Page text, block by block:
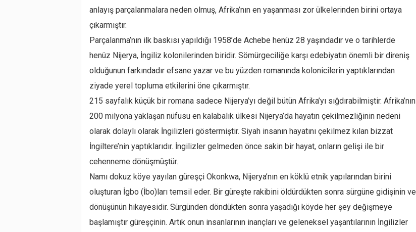
anlayış parçalanmalara neden olmuş, Afrika’nın en yaşanması zor ülkelerinden birini ortaya
çıkarmıştır.
Parçalanma’nın ilk baskısı yapıldığı 1958’de Achebe henüz 28 yaşındadır ve o tarihlerde
henüz Nijerya, İngiliz kolonilerinden biridir. Sömürgeciliğe karşı edebiyatın önemli bir direniş
olduğunun farkındadır efsane yazar ve bu yüzden romanında kolonicilerin yaptıklarından
ziyade yerel topluma etkilerini öne çıkarmıştır.
215 sayfalık küçük bir romana sadece Nijerya’yı değil bütün Afrika’yı sığdırabilmiştir. Afrika’nın
200 milyona yaklaşan nüfusu en kalabalık ülkesi Nijerya’da hayatın çekilmezliğinin nedeni
olarak dolaylı olarak İngilizleri göstermiştir. Siyah insanın hayatını çekilmez kılan bizzat
İngiltere’nin yaptıklarıdır. İngilizler gelmeden önce sakin bir hayat, onların gelişi ile bir
cehenneme dönüşmüştür.
Namı dokuz köye yayılan güreşçi Okonkwa, Nijerya’nın en köklü etnik yapılarından birini
oluşturan İgbo (İbo)ları temsil eder. Bir güreşte rakibini öldürdükten sonra sürgüne gidişinin ve
dönüşünün hikayesidir. Sürgünden döndükten sonra yaşadığı köyde her şey değişmeye
başlamıştır güreşçinin. Artık onun insanlarının inançları ve geleneksel yaşantılarının İngilizler